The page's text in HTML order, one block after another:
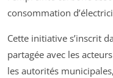
consommation
Cette initiative s’inscrit
partagée avec les
les autorités